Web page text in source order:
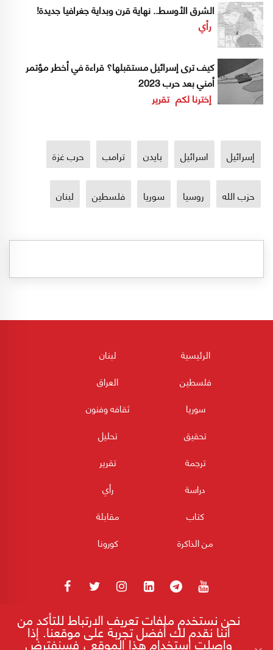
الشرق الأوسط.. نهاية قرن وبداية جغرافيا جديدة!
رأي
كيف ترى إسرائيل مستقبلها؟ قراءة في أخطر مؤتمر
أمني بعد حرب 2023
إخترنا لكم تقرير
إسرائيل اسرائيل بايدن ترامب حرب غزة
حزب الله روسيا سوريا فلسطين لبنان
الرئيسية
لبنان
فلسطين
العراق
سوريا
ثقافه وفنون
تحقيق
تحليل
ترجمة
تقرير
دراسة
رأي
كتاب
مقابلة
من الذاكرة
كورونا
180POST جميع الحقوق محفوظة 2026
نحن نستخدم ملفات تعريف الارتباط للتأكد من
أننا نقدم لك أفضل تجربة على موقعنا. إذا
واصلت استخدام هذا الموقع ، فسنفترض